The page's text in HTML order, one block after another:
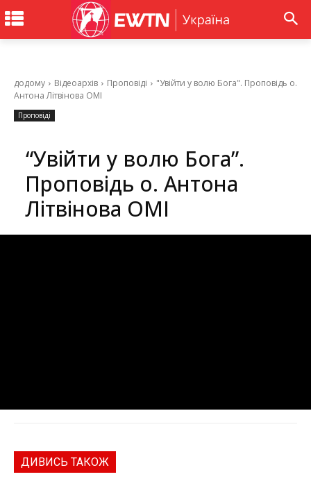
додому Відеоархів Проповіді
"Увійти у волю Бога". Проповідь о.
Антона Літвінова OMI
Проповіді
“Увійти у волю Бога”.
Проповідь о. Антона
Літвінова OMI
ДИВИСЬ ТАКОЖ